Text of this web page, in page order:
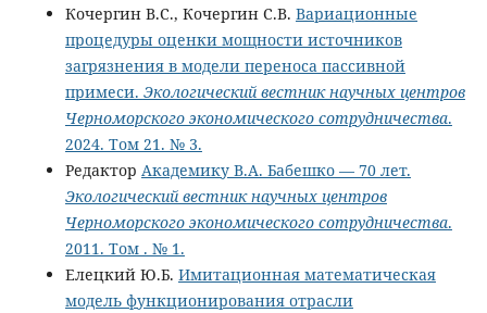
Кочергин В.С., Кочергин С.В. Вариационные
процедуры оценки мощности источников
загрязнения в модели переноса пассивной
примеси. Экологический вестник научных центров
Черноморского экономического сотрудничества.
2024. Том 21. № 3.
Редактор Академику В.А. Бабешко — 70 лет.
Экологический вестник научных центров
Черноморского экономического сотрудничества.
2011. Том . № 1.
Елецкий Ю.Б. Имитационная математическая
модель функционирования отрасли